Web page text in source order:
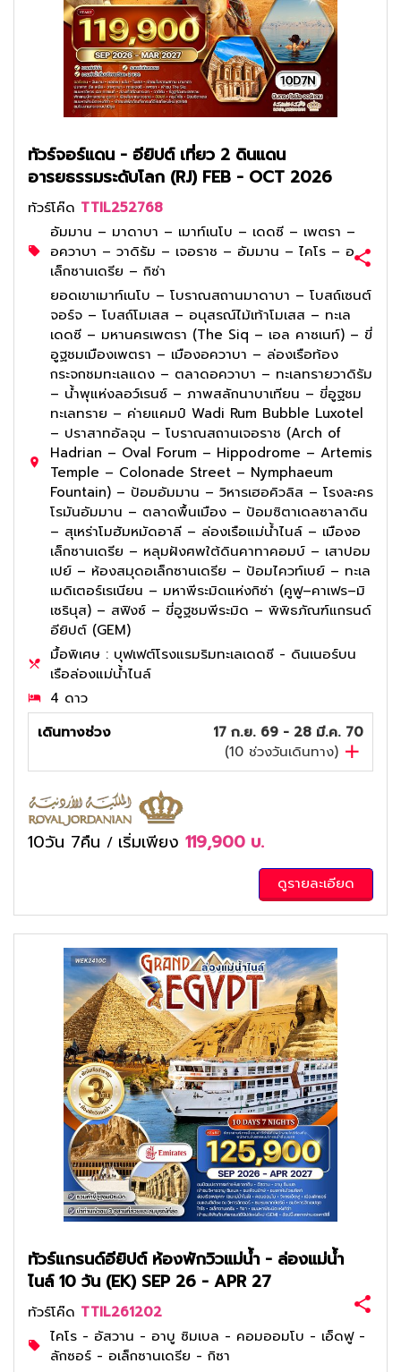
ทัวร์จอร์แดน - อียิปต์ เที่ยว 2 ดินแดน
อารยธรรมระดับโลก (RJ) FEB - OCT 2026
ทัวร์โค๊ด TTIL252768
อัมมาน – มาดาบา – เมาท์เนโบ – เดดซี – เพตรา –
อควาบา – วาดิรัม – เจอราช – อัมมาน – ไคโร – อ
เล็กซานเดรีย – กิซ่า
ยอดเขาเมาท์เนโบ – โบราณสถานมาดาบา – โบสถ์เซนต์
จอร์จ – โบสถ์โมเสส – อนุสรณ์ไม้เท้าโมเสส – ทะเล
เดดซี – มหานครเพตรา (The Siq – เอล คาซเนท์) – ขี่
อูฐชมเมืองเพตรา – เมืองอควาบา – ล่องเรือท้อง
กระจกชมทะเลแดง – ตลาดอควาบา – ทะเลทรายวาดิรัม
– น้ำพุแห่งลอว์เรนซ์ – ภาพสลักนาบาเทียน – ขี่อูฐชม
ทะเลทราย – ค่ายแคมป์ Wadi Rum Bubble Luxotel
– ปราสาทอัลจุน – โบราณสถานเจอราช (Arch of
Hadrian – Oval Forum – Hippodrome – Artemis
Temple – Colonade Street – Nymphaeum
Fountain) – ป้อมอัมมาน – วิหารเฮอคิวลิส – โรงละคร
โรมันอัมมาน – ตลาดพื้นเมือง – ป้อมซิตาเดลซาลาดิน
– สุเหร่าโมฮัมหมัดอาลี – ล่องเรือแม่น้ำไนล์ – เมืองอ
เล็กซานเดรีย – หลุมฝังศพใต้ดินคาทาคอมบ์ – เสาปอม
เปย์ – ห้องสมุดอเล็กซานเดรีย – ป้อมไควท์เบย์ – ทะเล
เมดิเตอร์เรเนียน – มหาพีระมิดแห่งกิซ่า (คูฟู–คาเฟร–มิ
เซรินุส) – สฟิงซ์ – ขี่อูฐชมพีระมิด – พิพิธภัณฑ์แกรนด์
อียิปต์ (GEM)
มื้อพิเศษ : บุฟเฟต์โรงแรมริมทะเลเดดซี - ดินเนอร์บน
เรือล่องแม่น้ำไนล์
4 ดาว
เดินทางช่วง
17 ก.ย. 69 - 28 มี.ค. 70
(10 ช่วงวันเดินทาง)
10วัน 7คืน / เริ่มเพียง 119,900 บ.
ดูรายละเอียด
ทัวร์แกรนด์อียิปต์ ห้องพักวิวแม่น้ำ - ล่องแม่น้ำ
ไนล์ 10 วัน (EK) SEP 26 - APR 27
ทัวร์โค๊ด TTIL261202
ไคโร - อัสวาน - อาบู ซิมเบล - คอมออมโบ - เอ็ดฟู -
ลักซอร์ - อเล็กซานเดรีย - กิซา